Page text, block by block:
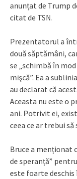
anunțat de Trump
citat de TSN.
Prezentatorul a
două săptămâni,
se „schimbă în
mişcă”. Ea a
au declarat că
Aceasta nu este o
ani. Potrivit ei,
ceea ce ar trebui
Bruce a menționat
de speranță”
este foarte deschis